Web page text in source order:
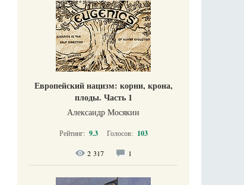
Европейский нацизм: корни, крона,
плоды. Часть 1
Александр Мосякин
Рейтинг: 9.3 Голосов: 103
2 317 1